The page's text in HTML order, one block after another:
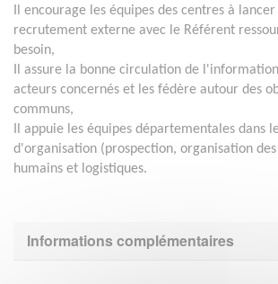
Il encourage les équipes des centres à
recrutement externe avec le Référent
besoin,
Il assure la bonne circulation de
acteurs concernés et les fédère autour des
communs,
Il appuie les équipes départementales dans
d'organisation (prospection, organisation
humains et logistiques.
Informations complémentaires